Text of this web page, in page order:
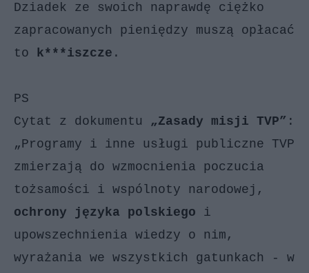
Dziadek ze swoich naprawdę ciężko
zapracowanych pieniędzy muszą opłacać
to k***iszcze .
PS
Cytat z dokumentu „Zasady misji TVP” :
„Programy i inne usługi publiczne TVP
zmierzają do wzmocnienia poczucia
tożsamości i wspólnoty narodowej,
ochrony języka polskiego i
upowszechnienia wiedzy o nim,
wyrażania we wszystkich gatunkach - w